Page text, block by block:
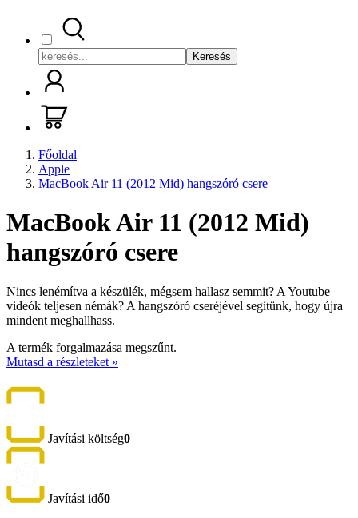
Keresés
Főoldal
Apple
MacBook Air 11 (2012 Mid) hangszóró csere
MacBook Air 11 (2012 Mid)
hangszóró csere
Nincs lenémítva a készülék, mégsem hallasz semmit? A Youtube
videók teljesen némák? A hangszóró cseréjével segítünk, hogy újra
mindent meghallhass.
A termék forgalmazása megszűnt.
Mutasd a részleteket »
Javítási költség0
Javítási idő0